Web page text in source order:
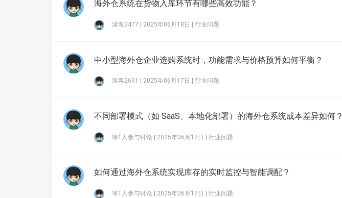
海外仓系统在货物入库环节有哪些高效功能？
游客3477 | 2025年06月18日 | 行业问题
中小型海外仓企业选购系统时，功能需求与价格预算如何平衡？
游客2691 | 2025年06月17日 | 行业问题
不同部署模式（如 SaaS、本地化部署）的海外仓系统成本差异如何？
等1人参与讨论 | 2025年06月17日 | 行业问题
如何通过海外仓系统实现库存的实时监控与智能调配？
等1人参与讨论 | 2025年06月17日 | 行业问题